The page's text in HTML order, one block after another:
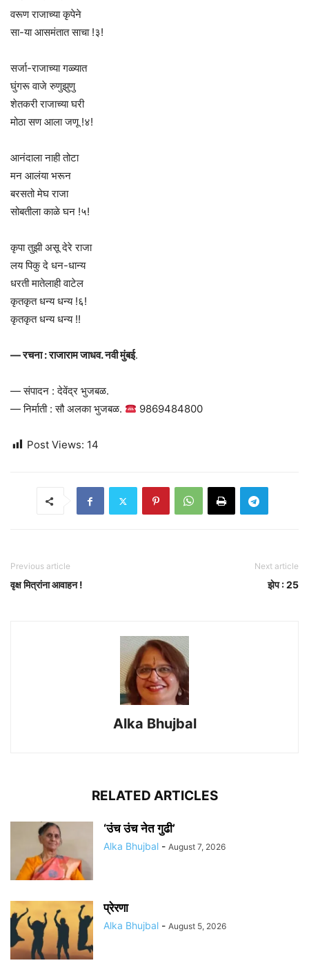
वरूण राजाच्या कृपेने
सा-या आसमंतात साचा !३!
सर्जा-राजाच्या गळ्यात
घुंगरू वाजे रुणुझुणु
शेतकरी राजाच्या घरी
मोठा सण आला जणू !४!
आनंदाला नाही तोटा
मन आलंया भरून
बरसतो मेघ राजा
सोबतीला काळे घन !५!
कृपा तुझी असू देरे राजा
लय पिकु दे धन-धान्य
धरती मातेलाही वाटेल
कृतकृत धन्य धन्य !६!
कृतकृत धन्य धन्य !!
— रचना : राजाराम जाधव. नवी मुंबई.
— संपादन : देवेंद्र भुजबळ.
— निर्माती : सौ अलका भुजबळ.
9869484800
Post Views: 14
Previous article
वृक्ष मित्रांना आवाहन !
Next article
झेप : 25
Alka Bhujbal
RELATED ARTICLES
‘उंच उंच नेत गुढी’
Alka Bhujbal - August 7, 2026
प्रेरणा
Alka Bhujbal - August 5, 2026